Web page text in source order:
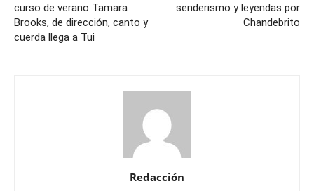
curso de verano Tamara
Brooks, de dirección, canto y
cuerda llega a Tui
senderismo y leyendas por
Chandebrito
Redacción